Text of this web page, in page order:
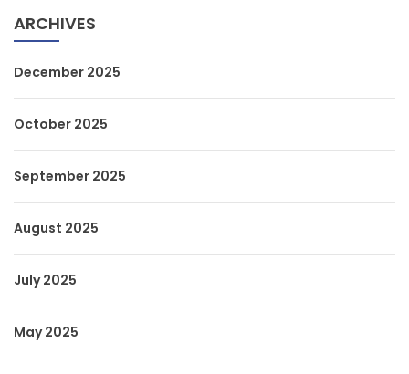
ARCHIVES
December 2025
October 2025
September 2025
August 2025
July 2025
May 2025